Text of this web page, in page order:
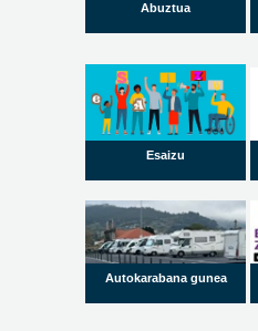
Abuztua
Esaizu
Autokarabana gunea